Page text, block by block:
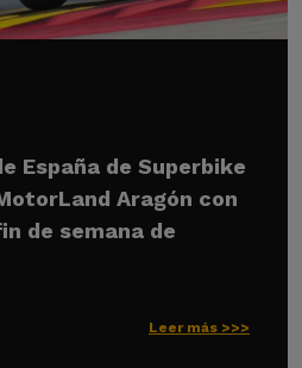
España de Superbike
Aragón con
de semana de
Leer más >>>